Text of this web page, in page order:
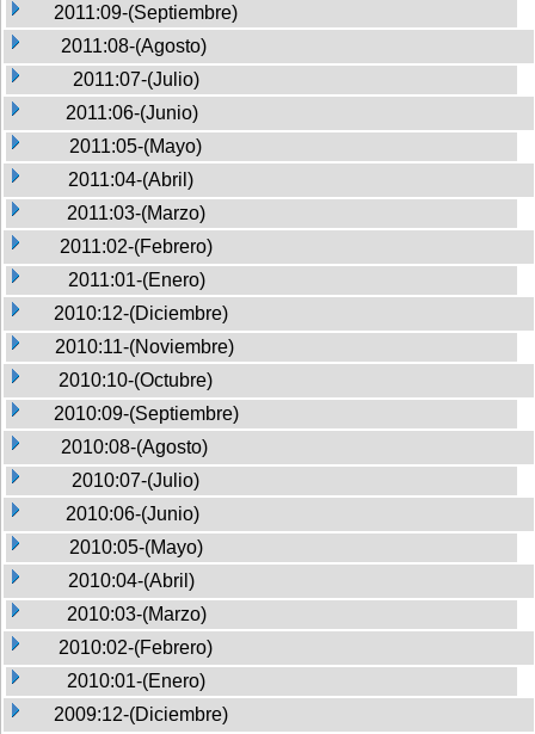
2011:09-(Septiembre)
2011:08-(Agosto)
2011:07-(Julio)
2011:06-(Junio)
2011:05-(Mayo)
2011:04-(Abril)
2011:03-(Marzo)
2011:02-(Febrero)
2011:01-(Enero)
2010:12-(Diciembre)
2010:11-(Noviembre)
2010:10-(Octubre)
2010:09-(Septiembre)
2010:08-(Agosto)
2010:07-(Julio)
2010:06-(Junio)
2010:05-(Mayo)
2010:04-(Abril)
2010:03-(Marzo)
2010:02-(Febrero)
2010:01-(Enero)
2009:12-(Diciembre)